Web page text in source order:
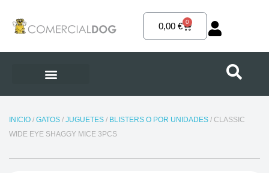
contenido
0,00€ 0
Carrito
INICIO/ GATOS/ JUGUETES/ BLISTERS O POR UNIDADES/ CLASSIC
WIDE EYE SHAGGY MICE 3PCS